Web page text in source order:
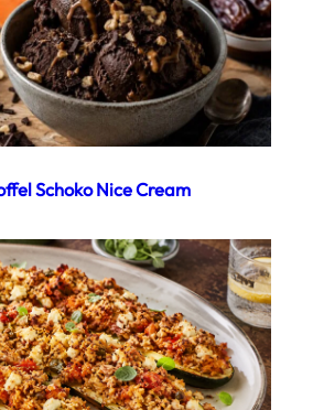
Schoko Nice Cream